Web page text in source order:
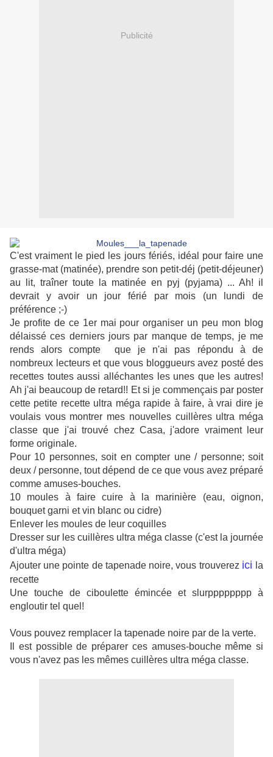
Publicité
C'est vraiment le pied les jours fériés, idéal pour faire une
grasse-mat (matinée), prendre son petit-déj (petit-déjeuner)
au lit, traîner toute la matinée en pyj (pyjama) ... Ah! il
devrait y avoir un jour férié par mois (un lundi de
préférence ;-)
Je profite de ce 1er mai pour organiser un peu mon blog
délaissé ces derniers jours par manque de temps, je me
rends alors compte que je n'ai pas répondu à de
nombreux lecteurs et que vous bloggueurs avez posté des
recettes toutes aussi alléchantes les unes que les autres!
Ah j'ai beaucoup de retard!! Et si je commençais par poster
cette petite recette ultra méga rapide à faire, à vrai dire je
voulais vous montrer mes nouvelles cuillères ultra méga
classe que j'ai trouvé chez Casa, j'adore vraiment leur
forme originale.
Pour 10 personnes, soit en compter une / personne; soit
deux / personne, tout dépend de ce que vous avez préparé
comme amuses-bouches.
10 moules à faire cuire à la marinière (eau, oignon,
bouquet garni et vin blanc ou cidre)
Enlever les moules de leur coquilles
Dresser sur les cuillères ultra méga classe (c'est la journée
d'ultra méga)
Ajouter une pointe de tapenade noire, vous trouverez ici la
recette
Une touche de ciboulette émincée et slurpppppppp à
engloutir tel quel!
Vous pouvez remplacer la tapenade noire par de la verte.
Il est possible de préparer ces amuses-bouche même si
vous n'avez pas les mêmes cuillères ultra méga classe.